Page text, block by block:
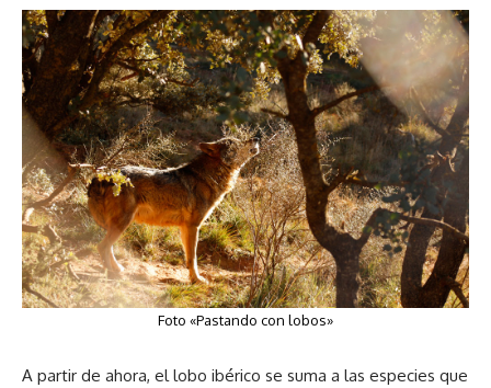
Foto «Pastando con lobos»
A partir de ahora, el lobo ibérico se suma a las especies que